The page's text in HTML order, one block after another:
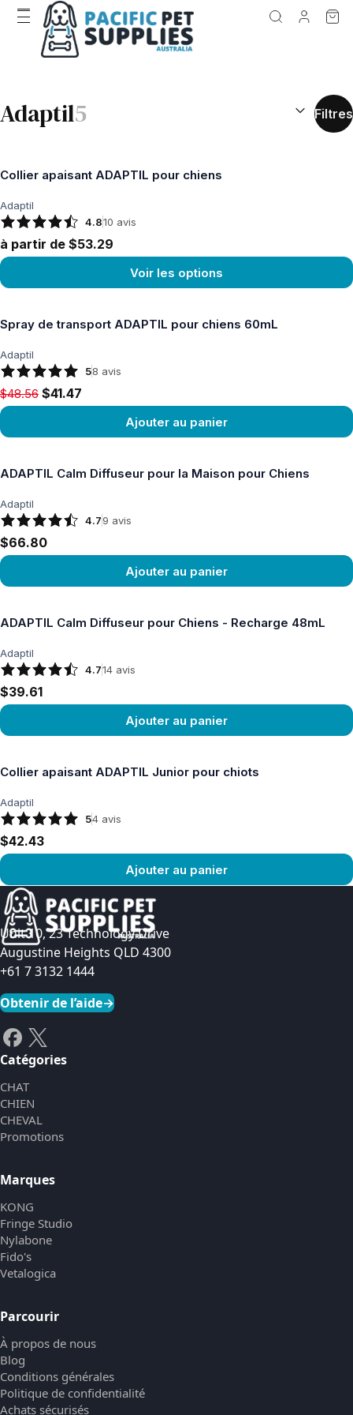
Adaptil5 RÉSULTATS
Filtres
Collier apaisant ADAPTIL pour chiens
Adaptil
4.810 avis
à partir de $53.29
Voir les options
Spray de transport ADAPTIL pour chiens 60mL
Adaptil
58 avis
Original price $48.56, now $41.47
$48.56 $41.47
Ajouter au panier
ADAPTIL Calm Diffuseur pour la Maison pour Chiens
Adaptil
4.79 avis
$66.80
Ajouter au panier
ADAPTIL Calm Diffuseur pour Chiens - Recharge 48mL
Adaptil
4.714 avis
$39.61
Ajouter au panier
Collier apaisant ADAPTIL Junior pour chiots
Adaptil
54 avis
$42.43
Ajouter au panier
Voir le produit
Unit 10, 23 Technology Drive
Augustine Heights QLD 4300
+61 7 3132 1444
Obtenir de l’aide→
Catégories
CHAT
CHIEN
CHEVAL
Promotions
Marques
KONG
Fringe Studio
Nylabone
Fido's
Vetalogica
Parcourir
À propos de nous
Blog
Conditions générales
Politique de confidentialité
Achats sécurisés